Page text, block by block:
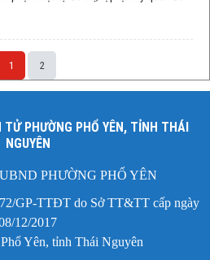
1 2
PHƯỜNG PHỔ YÊN, TỈNH THÁI
NGUYÊN
UBND PHƯỜNG PHỔ YÊN
GP-TTĐT do Sở TT&TT cấp ngày
12/2017
Yên, tỉnh Thái Nguyên